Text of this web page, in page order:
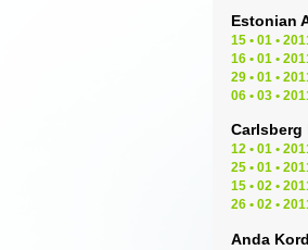
Estonian
15 • 01 •
16 • 01 •
29 • 01 •
06 • 03 •
Carlsberg
12 • 01 •
25 • 01 •
15 • 02 •
26 • 02 •
Anda